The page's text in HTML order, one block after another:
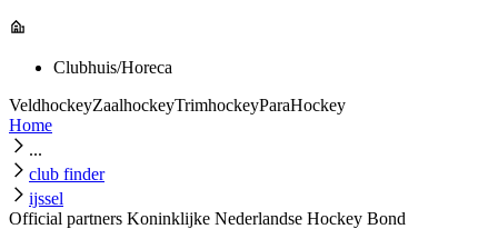
Clubhuis/Horeca
VeldhockeyZaalhockeyTrimhockeyParaHockey
Home
...
club finder
ijssel
Official partners Koninklijke Nederlandse Hockey Bond